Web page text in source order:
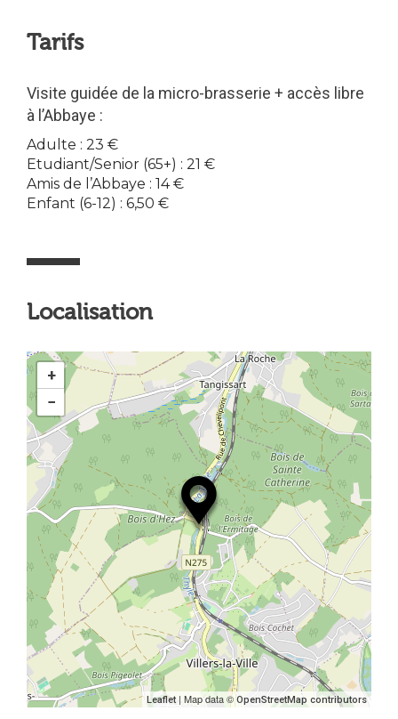
Tarifs
Visite guidée de la micro-brasserie + accès libre
à l’Abbaye :
Adulte : 23 €
Etudiant/Senior (65+) : 21 €
Amis de l’Abbaye : 14 €
Enfant (6-12) : 6,50 €
Localisation
+
−
Leaflet | Map data ©OpenStreetMap contributors